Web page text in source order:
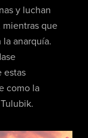
y luchan
mientras que
la anarquía.
estas
como la